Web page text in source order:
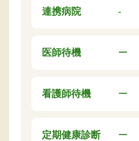
連携病院 -
医師待機 ー
看護師待機 ー
定期健康診断 ー